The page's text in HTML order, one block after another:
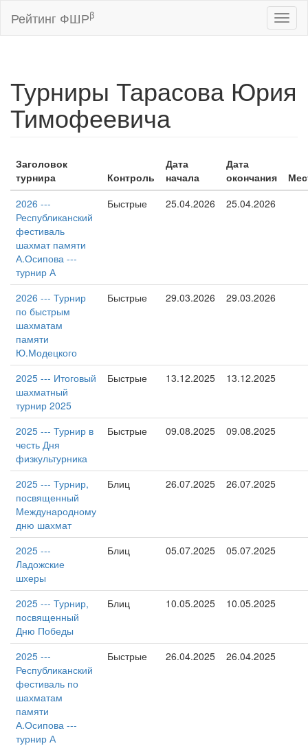
Рейтинг ФШРβ
Турниры Тарасова Юрия
Тимофеевича
Заголовок
турнира
Контроль
Дата
начала
Дата
окончания
2026 ---
Республиканский
фестиваль
шахмат памяти
А.Осипова ---
турнир А
Быстрые 25.04.2026 25.04.2026
2026 --- Турнир
по быстрым
шахматам
памяти
Ю.Модецкого
Быстрые 29.03.2026 29.03.2026
2025 --- Итоговый
шахматный
турнир 2025
Быстрые 13.12.2025 13.12.2025
2025 --- Турнир в
честь Дня
физкультурника
Быстрые 09.08.2025 09.08.2025
2025 --- Турнир,
посвященный
Международному
дню шахмат
Блиц 26.07.2025 26.07.2025
2025 ---
Ладожские
шхеры
Блиц 05.07.2025 05.07.2025
2025 --- Турнир,
посвященный
Дню Победы
Блиц 10.05.2025 10.05.2025
2025 ---
Республиканский
фестиваль по
шахматам
памяти
А.Осипова ---
турнир А
Быстрые 26.04.2025 26.04.2025